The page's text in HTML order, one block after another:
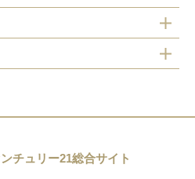
チュリー21総合サイト